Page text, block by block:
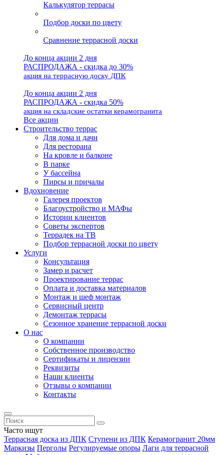
Калькулятор террасы
Подбор доски по цвету
Сравнение террасной доски
До конца акции 2 дня
РАСПРОДАЖА - скидка до 30%
акция на террасную доску ДПК
До конца акции 2 дня
РАСПРОДАЖА - скидка 50%
акция на складские остатки керамогранита
Все акции
Строительство террас
Для дома и дачи
Для ресторана
На кровле и балконе
В парке
У бассейна
Пирсы и причалы
Вдохновение
Галерея проектов
Благоустройство и МАФы
Истории клиентов
Советы экспертов
Террадек на ТВ
Подбор террасной доски по цвету
Услуги
Консультация
Замер и расчет
Проектирование террас
Оплата и доставка материалов
Монтаж и шеф монтаж
Сервисный центр
Демонтаж террасы
Сезонное хранение террасной доски
О нас
О компании
Собственное производство
Сертификаты и лицензии
Реквизиты
Наши клиенты
Отзывы о компании
Контакты
Часто ищут
Террасная доска из ДПК Ступени из ДПК Керамогранит 20мм
Маркизы Перголы Регулируемые опоры Лаги для террасной